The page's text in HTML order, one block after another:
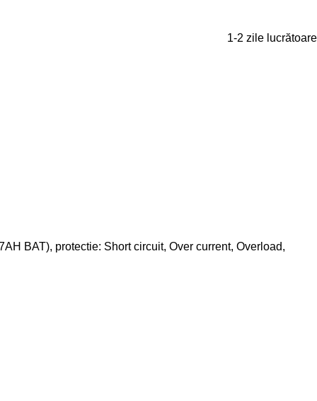
1-2 zile lucrătoare
BAT), protectie: Short circuit, Over current, Overload,